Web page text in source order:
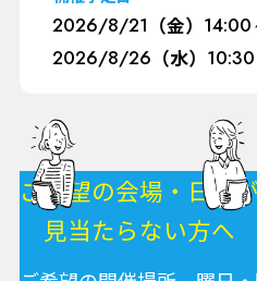
2026/8/21 （金） 14:00
2026/8/26 （水）
ご希望の会場・日程が
見当たらない方へ